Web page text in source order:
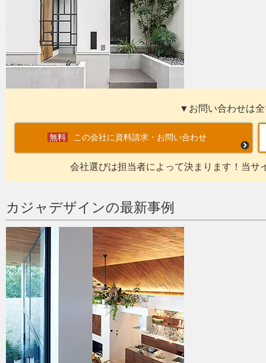
▼お問い合わせは
この会社に資料請求・お問い合わせ
会社選びは担当者によって決まります！当サ
カジャデザインの最新事例